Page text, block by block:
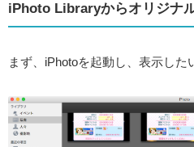
iPhoto Libraryからオリジナ
まず、iPhotoを起動し、表示した